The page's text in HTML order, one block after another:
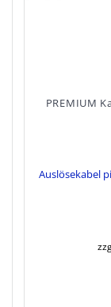
PREMIUM
Auslösekabel